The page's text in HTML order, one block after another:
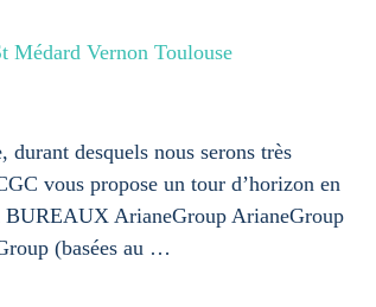
Médard Vernon Toulouse
desquels nous serons très
vous propose un tour d’horizon en
ArianeGroup ArianeGroup
(basées au …